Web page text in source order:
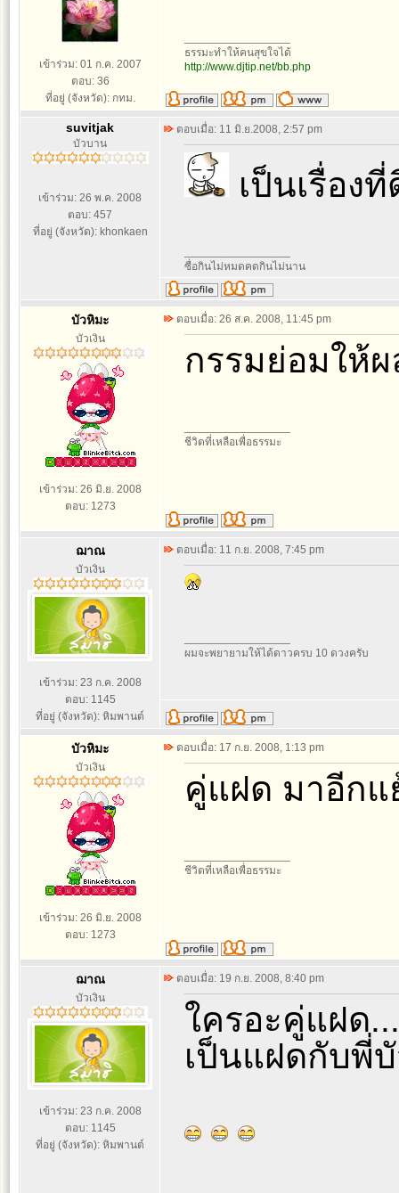
เข้าร่วม: 01 ก.ค. 2007
ตอบ: 36
ที่อยู่ (จังหวัด): กทม.
ธรรมะทำให้คนสุขใจได้
http://www.djtip.net/bb.php
suvitjak
บัวบาน
เข้าร่วม: 26 พ.ค. 2008
ตอบ: 457
ที่อยู่ (จังหวัด): khonkaen
ตอบเมื่อ: 11 มิ.ย.2008, 2:57 pm
เป็นเรื่อง
ซื่อกินไม่หมดคดกินไม่นาน
บัวหิมะ
บัวเงิน
เข้าร่วม: 26 มิ.ย. 2008
ตอบ: 1273
ตอบเมื่อ: 26 ส.ค. 2008, 11:45 pm
กรรมย่อมให้
ชีวิตที่เหลือเพื่อธรรมะ
ฌาณ
บัวเงิน
เข้าร่วม: 23 ก.ค. 2008
ตอบ: 1145
ที่อยู่ (จังหวัด): หิมพานต์
ตอบเมื่อ: 11 ก.ย. 2008, 7:45 pm
ผมจะพยายามให้ได้ดาวครบ 10 ดวงครับ
บัวหิมะ
บัวเงิน
เข้าร่วม: 26 มิ.ย. 2008
ตอบ: 1273
ตอบเมื่อ: 17 ก.ย. 2008, 1:13 pm
คู่แฝด มาอีก
ชีวิตที่เหลือเพื่อธรรมะ
ฌาณ
บัวเงิน
เข้าร่วม: 23 ก.ค. 2008
ตอบ: 1145
ที่อยู่ (จังหวัด): หิมพานต์
ตอบเมื่อ: 19 ก.ย. 2008, 8:40 pm
ใครอะคู่แฝด
เป็นแฝดกับพี่